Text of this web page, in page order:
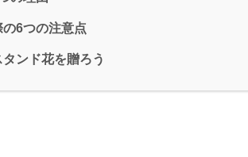
6つの注意点
ンド花を贈ろう